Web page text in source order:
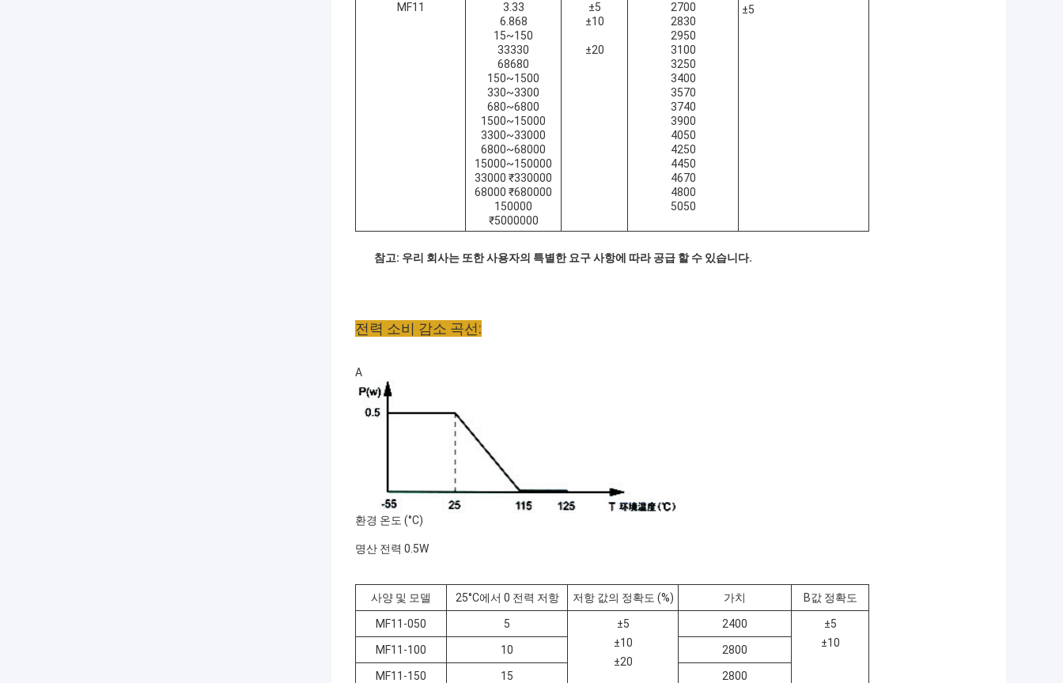
MF11
3.33
6.868
15~150
33330
68680
150~1500
330~3300
680~6800
1500~15000
3300~33000
6800~68000
15000~150000
33000 ₹330000
68000 ₹680000
150000
₹5000000
±5
±10
±20
2700
2830
2950
3100
3250
3400
3570
3740
3900
4050
4250
4450
4670
4800
5050
±5
참고: 우리 회사는 또한 사용자의 특별한 요구 사항에 따라 공급 할 수 있습니다.
전력 소비 감소 곡선:
A
환경 온도 (°C)
명산 전력 0.5W
사양 및 모델 25°C에서 0 전력 저항 저항 값의 정확도 (%) 가치 B값 정확도
MF11-050 5
±5
±10
±20
2400
±5
±10
MF11-100 10 2800
MF11-150 15 2800